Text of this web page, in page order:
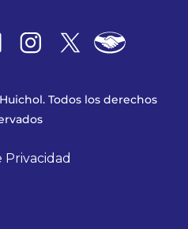
Todos los derechos
Privacidad